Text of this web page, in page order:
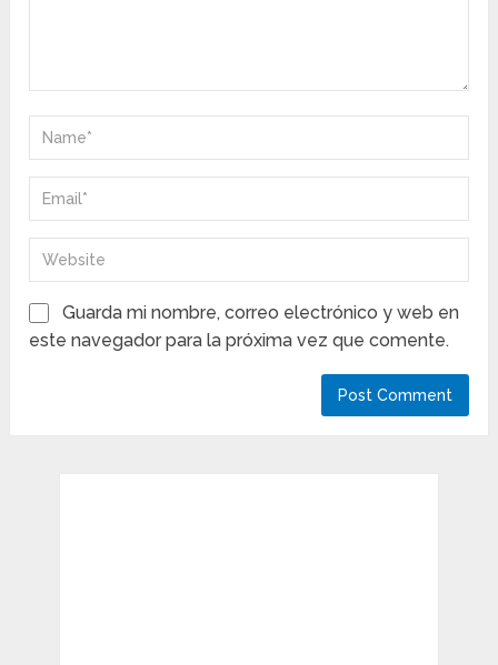
Guarda mi nombre, correo electrónico y web en
este navegador para la próxima vez que comente.